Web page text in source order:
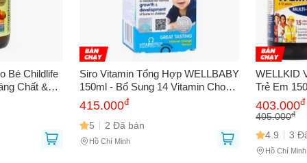
Bé Childlife
Chất &
Phát
Siro Vitamin Tổng Hợp WELLBABY
150ml - Bổ Sung 14 Vitamin Cho
Trẻ 4 Tháng Đến 4 Tuổi, Tăng
Cường Sức Khỏe Và Đề Kháng
415.000đ
5 2 Đã bán
Hồ Chí Minh
WELLKID
Trẻ Em
Cường
Sản Phẩm
403.000đ
405.000đ
4.9 3
Hồ Chí Minh